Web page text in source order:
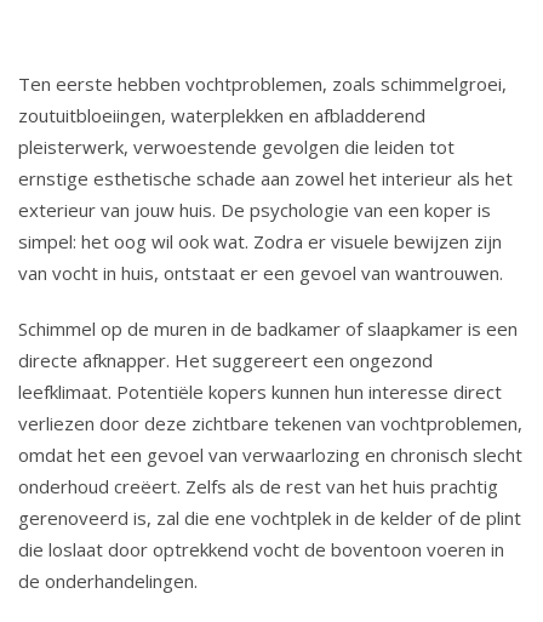
Ten eerste hebben vochtproblemen, zoals schimmelgroei,
zoutuitbloeiingen, waterplekken en afbladderend
pleisterwerk, verwoestende gevolgen die leiden tot
ernstige esthetische schade aan zowel het interieur als het
exterieur van jouw huis. De psychologie van een koper is
simpel: het oog wil ook wat. Zodra er visuele bewijzen zijn
van vocht in huis, ontstaat er een gevoel van wantrouwen.
Schimmel op de muren in de badkamer of slaapkamer is een
directe afknapper. Het suggereert een ongezond
leefklimaat. Potentiële kopers kunnen hun interesse direct
verliezen door deze zichtbare tekenen van vochtproblemen,
omdat het een gevoel van verwaarlozing en chronisch slecht
onderhoud creëert. Zelfs als de rest van het huis prachtig
gerenoveerd is, zal die ene vochtplek in de kelder of de plint
die loslaat door optrekkend vocht de boventoon voeren in
de onderhandelingen.